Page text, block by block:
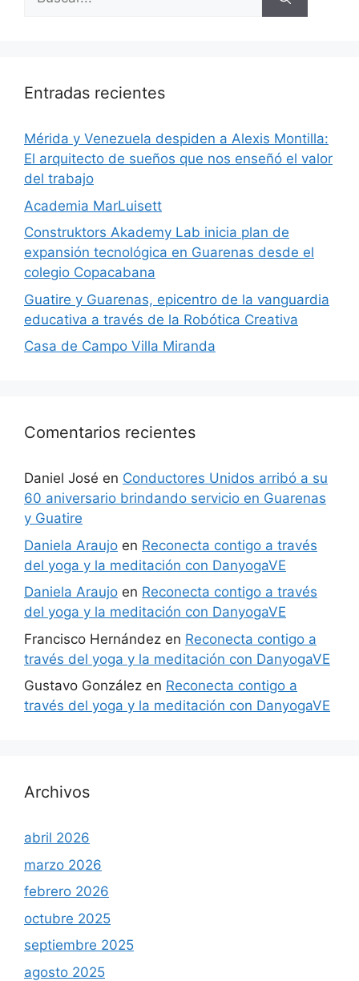
Entradas recientes
​Mérida y Venezuela despiden a Alexis Montilla:
El arquitecto de sueños que nos enseñó el valor
del trabajo
Academia MarLuisett
Construktors Akademy Lab inicia plan de
expansión tecnológica en Guarenas desde el
colegio Copacabana
Guatire y Guarenas, epicentro de la vanguardia
educativa a través de la Robótica Creativa
Casa de Campo Villa Miranda
Comentarios recientes
Daniel José en Conductores Unidos arribó a su
60 aniversario brindando servicio en Guarenas
y Guatire
Daniela Araujo en Reconecta contigo a través
del yoga y la meditación con DanyogaVE
Daniela Araujo en Reconecta contigo a través
del yoga y la meditación con DanyogaVE
Francisco Hernández en Reconecta contigo a
través del yoga y la meditación con DanyogaVE
Gustavo González en Reconecta contigo a
través del yoga y la meditación con DanyogaVE
Archivos
abril 2026
marzo 2026
febrero 2026
octubre 2025
septiembre 2025
agosto 2025